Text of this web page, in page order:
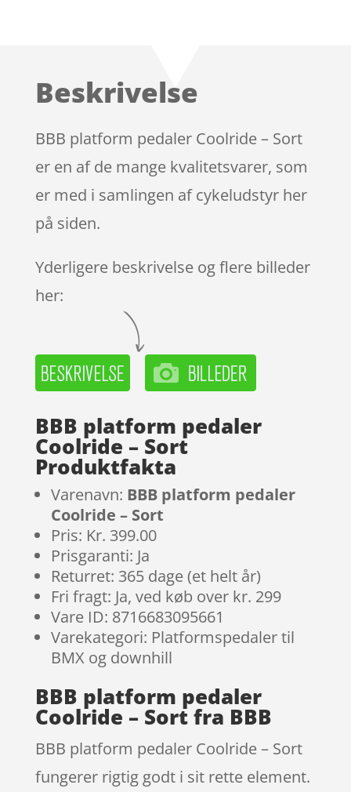
Beskrivelse
BBB platform pedaler Coolride – Sort
er en af de mange kvalitetsvarer, som
er med i samlingen af cykeludstyr her
på siden.
Yderligere beskrivelse og flere billeder
her:
BBB platform pedaler
Coolride – Sort
Produktfakta
Varenavn: BBB platform pedaler
Coolride – Sort
Pris: Kr. 399.00
Prisgaranti: Ja
Returret: 365 dage (et helt år)
Fri fragt: Ja, ved køb over kr. 299
Vare ID: 8716683095661
Varekategori: Platformspedaler til
BMX og downhill
BBB platform pedaler
Coolride – Sort fra BBB
BBB platform pedaler Coolride – Sort
fungerer rigtig godt i sit rette element.